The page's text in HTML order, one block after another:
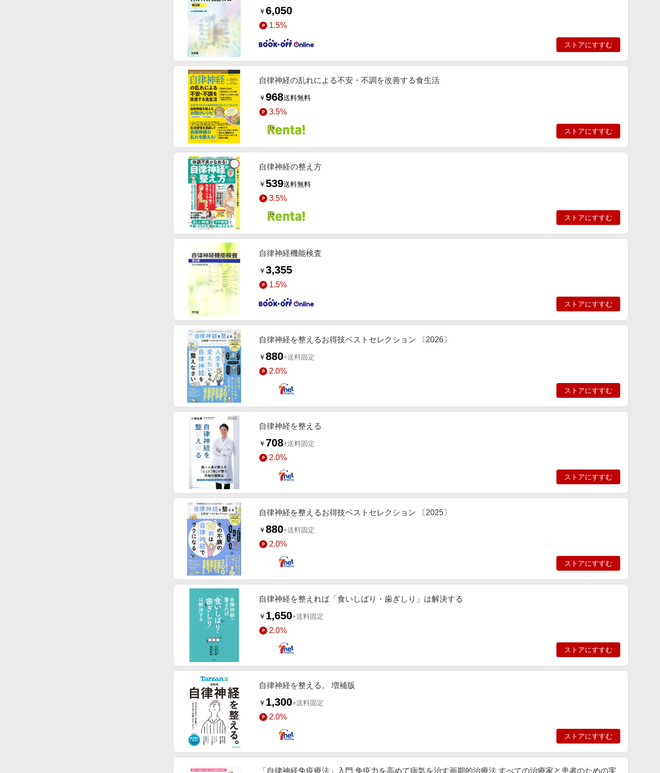
￥6,050
1.5%
ストアにすすむ
自律神経の乱れによる不安・不調を改善する食生活
￥968送料無料
3.5%
ストアにすすむ
自律神経の整え方
￥539送料無料
3.5%
ストアにすすむ
自律神経機能検査
￥3,355
1.5%
ストアにすすむ
自律神経を整えるお得技ベストセレクション 〔2026〕
￥880+送料固定
2.0%
ストアにすすむ
自律神経を整える
￥ 708+送料固定
2.0%
ストアにすすむ
自律神経を整えるお得技ベストセレクション 〔2025〕
￥880+送料固定
2.0%
ストアにすすむ
自律神経を整えれば「食いしばり・歯ぎしり」は解決する
￥ 1,650+送料固定
2.0%
ストアにすすむ
自律神経を整える。 増補版
￥ 1,300+送料固定
2.0%
ストアにすすむ
「自律神経免疫療法」入門 免疫力を高めて病気を治す画期的治療法 すべての治療家と患者のための実